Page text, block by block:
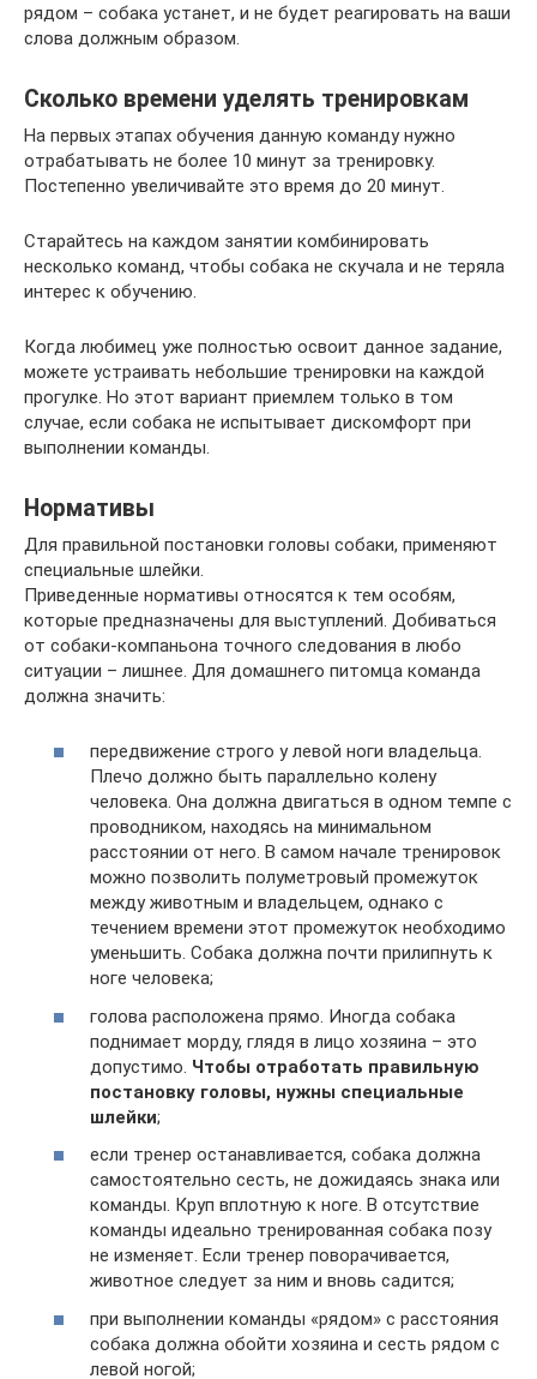
рядом – собака устанет, и не будет реагировать на ваши
слова должным образом.
Сколько времени уделять тренировкам
На первых этапах обучения данную команду нужно
отрабатывать не более 10 минут за тренировку.
Постепенно увеличивайте это время до 20 минут.
Старайтесь на каждом занятии комбинировать
несколько команд, чтобы собака не скучала и не теряла
интерес к обучению.
Когда любимец уже полностью освоит данное задание,
можете устраивать небольшие тренировки на каждой
прогулке. Но этот вариант приемлем только в том
случае, если собака не испытывает дискомфорт при
выполнении команды.
Нормативы
Для правильной постановки головы собаки, применяют
специальные шлейки.
Приведенные нормативы относятся к тем особям,
которые предназначены для выступлений. Добиваться
от собаки-компаньона точного следования в любо
ситуации – лишнее. Для домашнего питомца команда
должна значить:
передвижение строго у левой ноги владельца.
Плечо должно быть параллельно колену
человека. Она должна двигаться в одном темпе с
проводником, находясь на минимальном
расстоянии от него. В самом начале тренировок
можно позволить полуметровый промежуток
между животным и владельцем, однако с
течением времени этот промежуток необходимо
уменьшить. Собака должна почти прилипнуть к
ноге человека;
голова расположена прямо. Иногда собака
поднимает морду, глядя в лицо хозяина – это
допустимо. Чтобы отработать правильную
постановку головы, нужны специальные
шлейки;
если тренер останавливается, собака должна
самостоятельно сесть, не дожидаясь знака или
команды. Круп вплотную к ноге. В отсутствие
команды идеально тренированная собака позу
не изменяет. Если тренер поворачивается,
животное следует за ним и вновь садится;
при выполнении команды «рядом» с расстояния
собака должна обойти хозяина и сесть рядом с
левой ногой;